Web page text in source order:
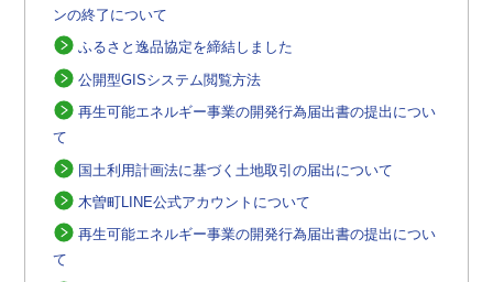
ンの終了について
ふるさと逸品協定を締結しました
公開型GISシステム閲覧方法
再生可能エネルギー事業の開発行為届出書の提出につい
て
国土利用計画法に基づく土地取引の届出について
木曽町LINE公式アカウントについて
再生可能エネルギー事業の開発行為届出書の提出につい
て